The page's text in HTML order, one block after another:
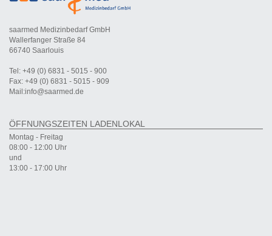
saarmed Medizinbedarf GmbH
Wallerfanger Straße 84
66740 Saarlouis
Tel: +49 (0) 6831 - 5015 - 900
Fax: +49 (0) 6831 - 5015 - 909
Mail:info@saarmed.de
ÖFFNUNGSZEITEN LADENLOKAL
Montag - Freitag
08:00 - 12:00 Uhr
und
13:00 - 17:00 Uhr